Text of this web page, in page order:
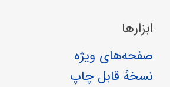
ابزارها
صفحه‌های ویژه
نسخهٔ قابل چاپ